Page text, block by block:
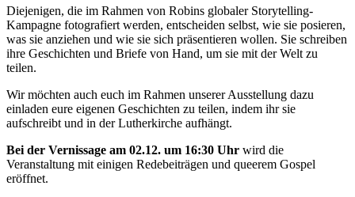
Diejenigen, die im Rahmen von Robins globaler Storytelling-
Kampagne fotografiert werden, entscheiden selbst, wie sie posieren,
was sie anziehen und wie sie sich präsentieren wollen. Sie schreiben
ihre Geschichten und Briefe von Hand, um sie mit der Welt zu
teilen.
Wir möchten auch euch im Rahmen unserer Ausstellung dazu
einladen eure eigenen Geschichten zu teilen, indem ihr sie
aufschreibt und in der Lutherkirche aufhängt.
Bei der Vernissage am 02.12. um 16:30 Uhr wird die
Veranstaltung mit einigen Redebeiträgen und queerem Gospel
eröffnet.